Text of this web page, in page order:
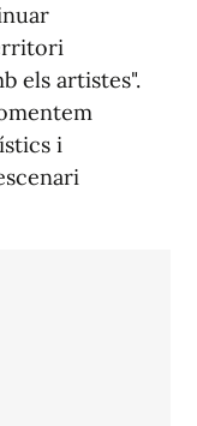
els artistes".
i